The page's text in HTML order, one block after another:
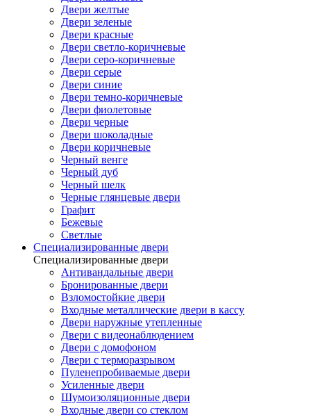
Двери желтые
Двери зеленые
Двери красные
Двери светло-коричневые
Двери серо-коричневые
Двери серые
Двери синие
Двери темно-коричневые
Двери фиолетовые
Двери черные
Двери шоколадные
Двери коричневые
Черный венге
Черный дуб
Черный шелк
Черные глянцевые двери
Графит
Бежевые
Светлые
Специализированные двери
Специализированные двери
Антивандальные двери
Бронированные двери
Взломостойкие двери
Входные металлические двери в кассу
Двери наружные утепленные
Двери с видеонаблюдением
Двери с домофоном
Двери с терморазрывом
Пуленепробиваемые двери
Усиленные двери
Шумоизоляционные двери
Входные двери со стеклом